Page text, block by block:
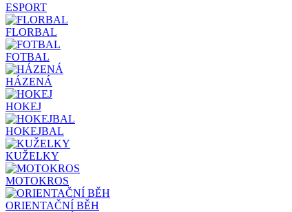
ESPORT
FLORBAL
FOTBAL
HÁZENÁ
HOKEJ
HOKEJBAL
KUŽELKY
MOTOKROS
ORIENTAČNÍ BĚH